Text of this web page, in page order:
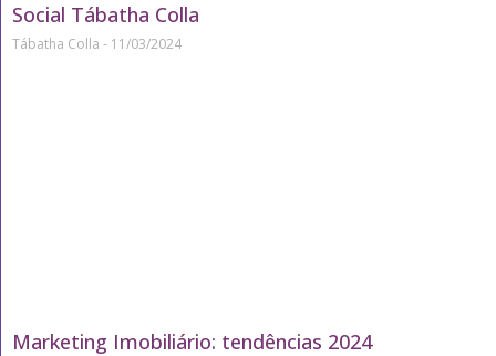
Social Tábatha Colla
Tábatha Colla 11/03/2024
Marketing Imobiliário: tendências 2024